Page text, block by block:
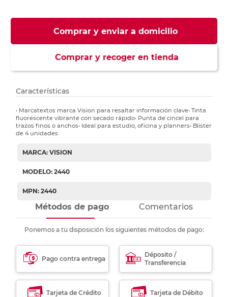
Comprar y enviar a domicilio
Comprar y recoger en tienda
Características
• Marcatextos marca Vision para resaltar información clave• Tinta
fluorescente vibrante con secado rápido• Punta de cincel para
trazos finos o anchos• Ideal para estudio, oficina y planners• Blister
de 4 unidades
MARCA: VISION
MODELO: 2440
MPN: 2440
Métodos de pago Comentarios
Ponemos a tu disposición los siguientes métodos de pago:
Pago contra entrega
Déposito /
Transferencia
Tarjeta de Crédito Tarjeta de Débito